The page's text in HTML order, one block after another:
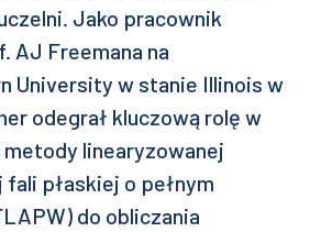
Jako pracownik
AJ Freemana na
University w stanie Illinois w
odegrał kluczową rolę w
linearyzowanej
płaskiej o pełnym
do obliczania